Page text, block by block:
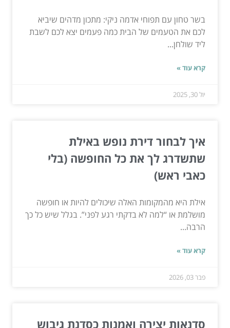
בשר טחון עם תפוחי אדמה ניקי: מתכון מדהים שיביא
לכם את הטעמים של הבית כמה פעמים יצא לכם לשבת
ליד שולחן...
קרא עוד »
יול 30, 2025
איך לבחור דירת נופש באילת
שתשדרג לך את כל החופשה (בלי
כאבי ראש)
אילת היא מהמקומות האלה שיכולים להיות או חופשה
מושלמת או “למה לא בדקתי רגע לפני”. בגלל שיש כל כך
הרבה...
קרא עוד »
פבר 03, 2026
סדנאות יצירה ואמנות כסדנת גיבוש